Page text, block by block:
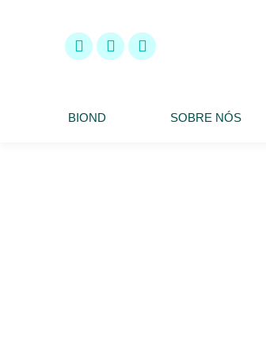
BIOND SOBRE NÓS